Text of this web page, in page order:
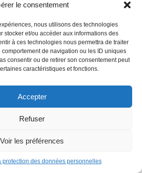
le consentement
nous utilisons des technologies
stocker et/ou accéder aux informations des
à ces technologies nous permettra de traiter
de navigation ou les ID uniques
consentir ou de retirer son consentement peut
caractéristiques et fonctions.
Accepter
Refuser
Voir les préférences
protection des données personnelles
URBAN COMICS POUR LES
FRANÇAISES.